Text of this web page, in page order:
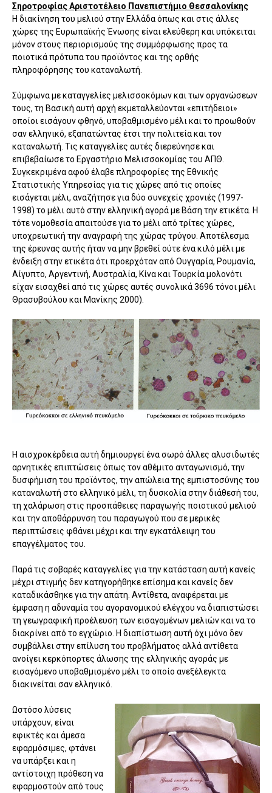
Σηροτροφίας Αριστοτέλειο Πανεπιστήμιο Θεσσαλονίκης
Η διακίνηση του μελιού στην Ελλάδα όπως και στις άλλες
χώρες της Ευρωπαϊκής Ένωσης είναι ελεύθερη και υπόκειται
μόνον στους περιορισμούς της συμμόρφωσης προς τα
ποιοτικά πρότυπα του προϊόντος και της ορθής
πληροφόρησης του καταναλωτή.
Σύμφωνα με καταγγελίες μελισσοκόμων και των οργανώσεων
τους, τη Βασική αυτή αρχή εκμεταλλεύονται «επιτήδειοι»
οποίοι εισάγουν φθηνό, υποβαθμισμένο μέλι και το προωθούν
σαν ελληνικό, εξαπατώντας έτσι την πολιτεία και τον
καταναλωτή. Τις καταγγελίες αυτές διερεύνησε και
επιβεβαίωσε το Εργαστήριο Μελισσοκομίας του ΑΠΘ.
Συγκεκριμένα αφού έλαβε πληροφορίες της Εθνικής
Στατιστικής Υπηρεσίας για τις χώρες από τις οποίες
εισάγεται μέλι, αναζήτησε για δύο συνεχείς χρονιές (1997-
1998) το μέλι αυτό στην ελληνική αγορά με Βάση την ετικέτα. Η
τότε νομοθεσία απαιτούσε για το μέλι από τρίτες χώρες,
υποχρεωτική την αναγραφή της χώρας τρύγου. Αποτέλεσμα
της έρευνας αυτής ήταν να μην βρεθεί ούτε ένα κιλό μέλι με
ένδειξη στην ετικέτα ότι προερχόταν από Ουγγαρία, Ρουμανία,
Αίγυπτο, Αργεντινή, Αυστραλία, Κίνα και Τουρκία μολονότι
είχαν εισαχθεί από τις χώρες αυτές συνολικά 3696 τόνοι μέλι
Θρασυβούλου και Μανίκης 2000).
Η αισχροκέρδεια αυτή δημιουργεί ένα σωρό άλλες αλυσιδωτές
αρνητικές επιπτώσεις όπως τον αθέμιτο ανταγωνισμό, την
δυσφήμιση του προϊόντος, την απώλεια της εμπιστοσύνης του
καταναλωτή στο ελληνικό μέλι, τη δυσκολία στην διάθεσή του,
τη χαλάρωση στις προσπάθειες παραγωγής ποιοτικού μελιού
και την αποθάρρυνση του παραγωγού που σε μερικές
περιπτώσεις φθάνει μέχρι και την εγκατάλειψη του
επαγγέλματος του.
Παρά τις σοβαρές καταγγελίες για την κατάσταση αυτή κανείς
μέχρι στιγμής δεν κατηγορήθηκε επίσημα και κανείς δεν
καταδικάσθηκε για την απάτη. Αντίθετα, αναφέρεται με
έμφαση η αδυναμία του αγορανομικού ελέγχου να διαπιστώσει
τη γεωγραφική προέλευση των εισαγομένων μελιών και να το
διακρίνει από το εγχώριο. Η διαπίστωση αυτή όχι μόνο δεν
συμβάλλει στην επίλυση του προβλήματος αλλά αντίθετα
ανοίγει κερκόπορτες άλωσης της ελληνικής αγοράς με
εισαγόμενο υποβαθμισμένο μέλι το οποίο ανεξέλεγκτα
διακινείται σαν ελληνικό.
Ωστόσο λύσεις
υπάρχουν, είναι
εφικτές και άμεσα
εφαρμόσιμες, φτάνει
να υπάρξει και η
αντίστοιχη πρόθεση να
εφαρμοστούν από τους